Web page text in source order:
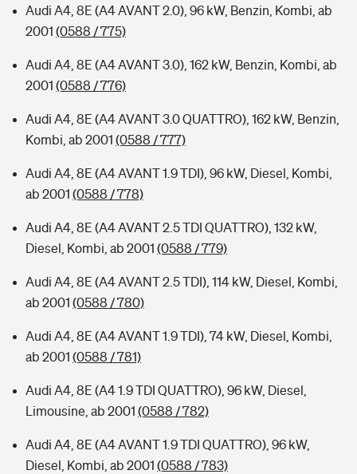
Audi A4, 8E (A4 AVANT 2.0), 96 kW, Benzin, Kombi, ab
2001 (0588 / 775)
Audi A4, 8E (A4 AVANT 3.0), 162 kW, Benzin, Kombi, ab
2001 (0588 / 776)
Audi A4, 8E (A4 AVANT 3.0 QUATTRO), 162 kW, Benzin,
Kombi, ab 2001 (0588 / 777)
Audi A4, 8E (A4 AVANT 1.9 TDI), 96 kW, Diesel, Kombi,
ab 2001 (0588 / 778)
Audi A4, 8E (A4 AVANT 2.5 TDI QUATTRO), 132 kW,
Diesel, Kombi, ab 2001 (0588 / 779)
Audi A4, 8E (A4 AVANT 2.5 TDI), 114 kW, Diesel, Kombi,
ab 2001 (0588 / 780)
Audi A4, 8E (A4 AVANT 1.9 TDI), 74 kW, Diesel, Kombi,
ab 2001 (0588 / 781)
Audi A4, 8E (A4 1.9 TDI QUATTRO), 96 kW, Diesel,
Limousine, ab 2001 (0588 / 782)
Audi A4, 8E (A4 AVANT 1.9 TDI QUATTRO), 96 kW,
Diesel, Kombi, ab 2001 (0588 / 783)